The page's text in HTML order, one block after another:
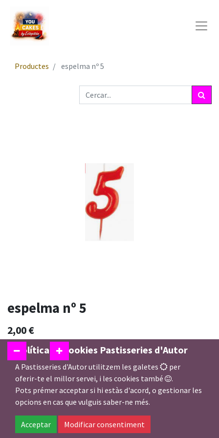
Productes espelma nº 5
espelma nº 5
2,00€
Afegir a la Cistella
Afegir a preferits
Política de cookies Pastisseries d'Autor
A Pastisseries d'Autor utilitzem les galetes
per
oferir-te el millor servei, i les cookies també
.
Pots prémer acceptar si hi estàs d'acord, o gestionar les
opcions en cas que vulguis saber-ne més.
Acceptar Modificar consentiment